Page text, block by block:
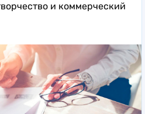
и коммерческий